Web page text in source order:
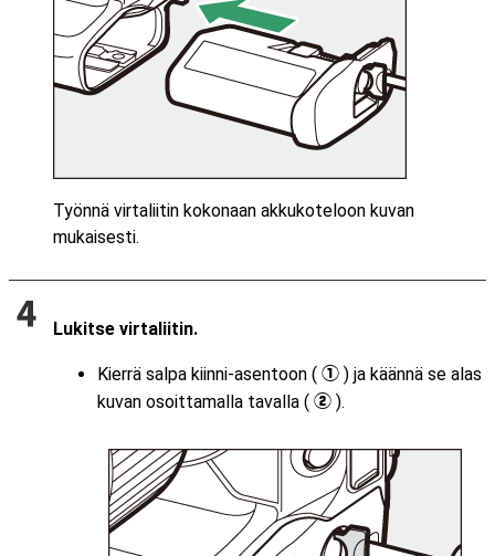
Työnnä virtaliitin kokonaan akkukoteloon kuvan
mukaisesti.
Lukitse virtaliitin.
Kierrä salpa kiinni-asentoon ( q ) ja käännä se alas
kuvan osoittamalla tavalla ( w ).